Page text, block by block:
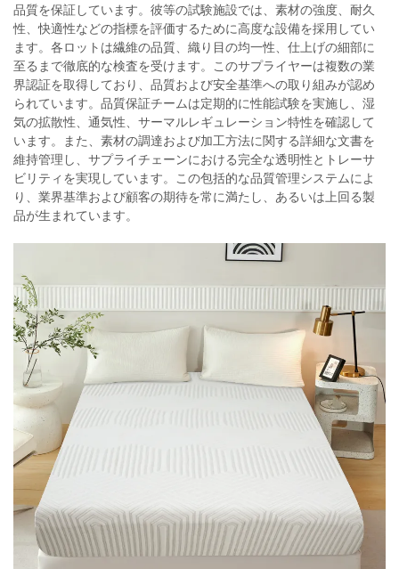
品質を保証しています。彼等の試験施設では、素材の強度、耐久
性、快適性などの指標を評価するために高度な設備を採用してい
ます。各ロットは繊維の品質、織り目の均一性、仕上げの細部に
至るまで徹底的な検査を受けます。このサプライヤーは複数の業
界認証を取得しており、品質および安全基準への取り組みが認め
られています。品質保証チームは定期的に性能試験を実施し、湿
気の拡散性、通気性、サーマルレギュレーション特性を確認して
います。また、素材の調達および加工方法に関する詳細な文書を
維持管理し、サプライチェーンにおける完全な透明性とトレーサ
ビリティを実現しています。この包括的な品質管理システムによ
り、業界基準および顧客の期待を常に満たし、あるいは上回る製
品が生まれています。